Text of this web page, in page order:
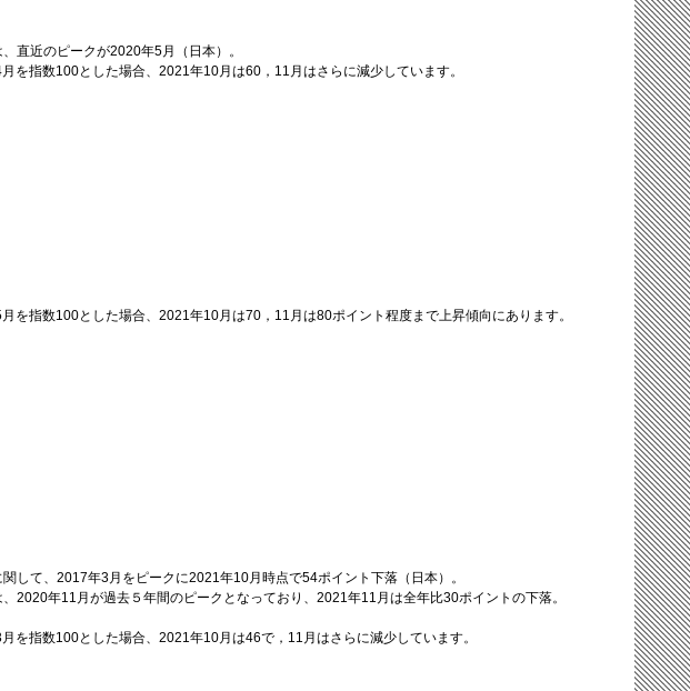
、直近のピークが2020年5月（日本）。
を指数100とした場合、2021年10月は60，11月はさらに減少しています。
を指数100とした場合、2021年10月は70，11月は80ポイント程度まで上昇傾向にあります。
関して、2017年3月をピークに2021年10月時点で54ポイント下落（日本）。
2020年11月が過去５年間のピークとなっており、2021年11月は全年比30ポイントの下落。
を指数100とした場合、2021年10月は46で，11月はさらに減少しています。